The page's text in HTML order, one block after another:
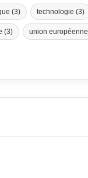
(3) technologie (3)
(3) union européenne